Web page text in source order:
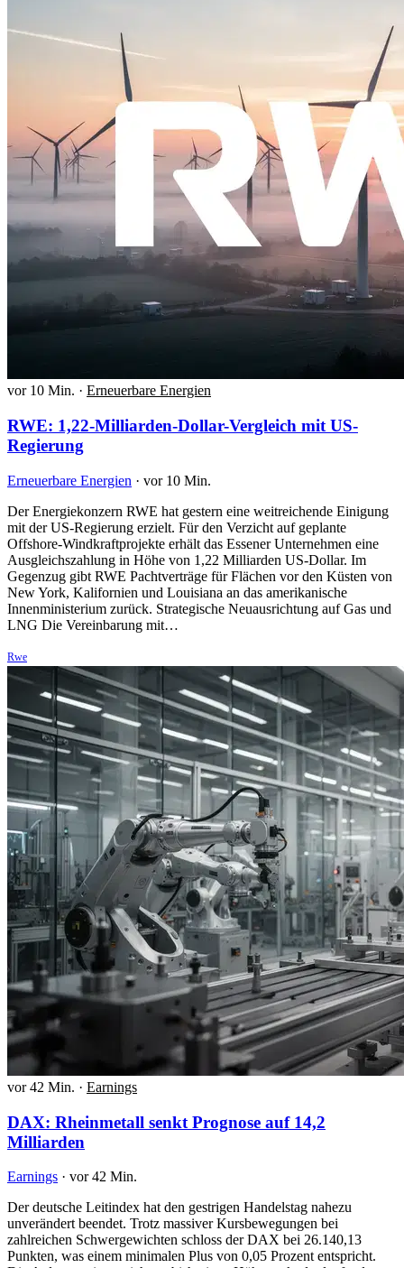
vor 10 Min. · Erneuerbare Energien
RWE: 1,22-Milliarden-Dollar-Vergleich mit US-
Regierung
Erneuerbare Energien · vor 10 Min.
Der Energiekonzern RWE hat gestern eine weitreichende Einigung
mit der US-Regierung erzielt. Für den Verzicht auf geplante
Offshore-Windkraftprojekte erhält das Essener Unternehmen eine
Ausgleichszahlung in Höhe von 1,22 Milliarden US-Dollar. Im
Gegenzug gibt RWE Pachtverträge für Flächen vor den Küsten von
New York, Kalifornien und Louisiana an das amerikanische
Innenministerium zurück. Strategische Neuausrichtung auf Gas und
LNG Die Vereinbarung mit…
Rwe
vor 42 Min. · Earnings
DAX: Rheinmetall senkt Prognose auf 14,2
Milliarden
Earnings · vor 42 Min.
Der deutsche Leitindex hat den gestrigen Handelstag nahezu
unverändert beendet. Trotz massiver Kursbewegungen bei
zahlreichen Schwergewichten schloss der DAX bei 26.140,13
Punkten, was einem minimalen Plus von 0,05 Prozent entspricht.